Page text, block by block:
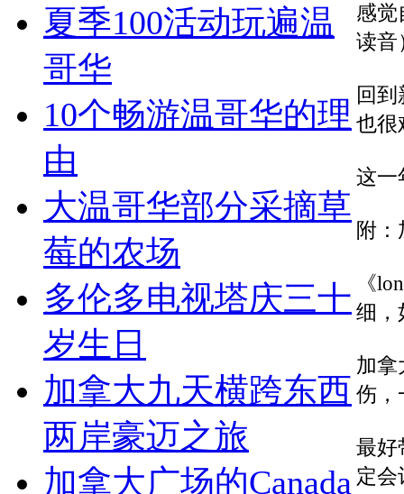
夏季100活动玩遍温
哥华
10个畅游温哥华的理
由
大温哥华部分采摘草
莓的农场
多伦多电视塔庆三十
岁生日
加拿大九天横跨东西
两岸豪迈之旅
加拿大广场的Canada
感觉
读音
回
也很
这一
附：
《
细，
加拿
伤，
最好
定会